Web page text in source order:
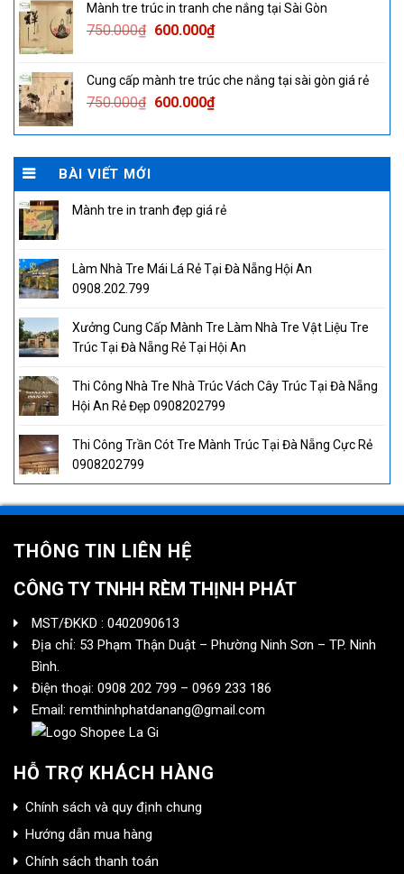
750.000₫.600.000₫.
Mành tre trúc in tranh che nắng tại Sài Gòn
750.000₫ Original
750.000₫.
600.000₫Current
600.000₫.
Cung cấp mành tre trúc che nắng tại sài gòn giá rẻ
750.000₫ Original
was:
750.000₫.
600.000₫Current
is:
600.000₫.
BÀI VIẾT MỚI
Mành tre in tranh đẹp giá rẻ
Làm Nhà Tre Mái Lá Rẻ Tại Đà Nẵng Hội An
0908.202.799
Xưởng Cung Cấp Mành Tre Làm Nhà Tre Vật Liệu Tre
Trúc Tại Đà Nẵng Rẻ Tại Hội An
Thi Công Nhà Tre Nhà Trúc Vách Cây Trúc Tại Đà Nẵng
Hội An Rẻ Đẹp 0908202799
Thi Công Trần Cót Tre Mành Trúc Tại Đà Nẵng Cực Rẻ
0908202799
THÔNG TIN LIÊN HỆ
CÔNG TY TNHH RÈM THỊNH PHÁT
MST/ĐKKD : 0402090613
Địa chỉ: 53 Phạm Thận Duật – Phường Ninh Sơn – TP. Ninh
Bình.
Điện thoại: 0908 202 799 – 0969 233 186
Email: remthinhphatdanang@gmail.com
HỖ TRỢ KHÁCH HÀNG
Chính sách và quy định chung
Hướng dẫn mua hàng
Chính sách thanh toán